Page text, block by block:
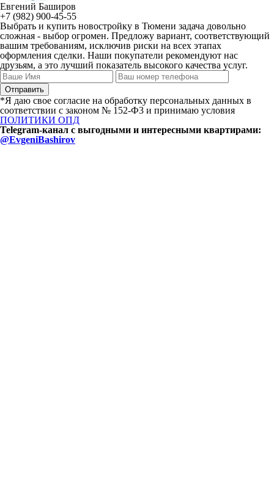
Евгений Баширов
+7 (982) 900-45-55
Выбрать и купить новостройку в Тюмени задача довольно
сложная - выбор огромен. Предложу вариант, соответствующий
вашим требованиям, исключив риски на всех этапах
оформления сделки. Наши покупатели рекомендуют нас
друзьям, а это лучший показатель высокого качества услуг.
*Я даю свое согласие на обработку персональных данных в
соответствии с законом № 152-Ф3 и принимаю условия
ПОЛИТИКИ ОПД
Telegram-канал с выгодными и интересными квартирами:
@EvgeniBashirov